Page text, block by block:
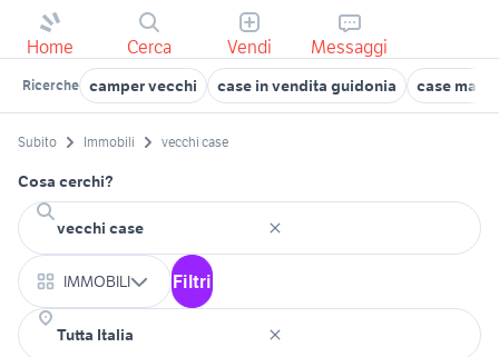
Home Cerca Vendi Messaggi
Ricerche camper vecchi case in vendita guidonia case mare
Subito Immobili vecchi case
Cosa cerchi?
IMMOBILI Filtri